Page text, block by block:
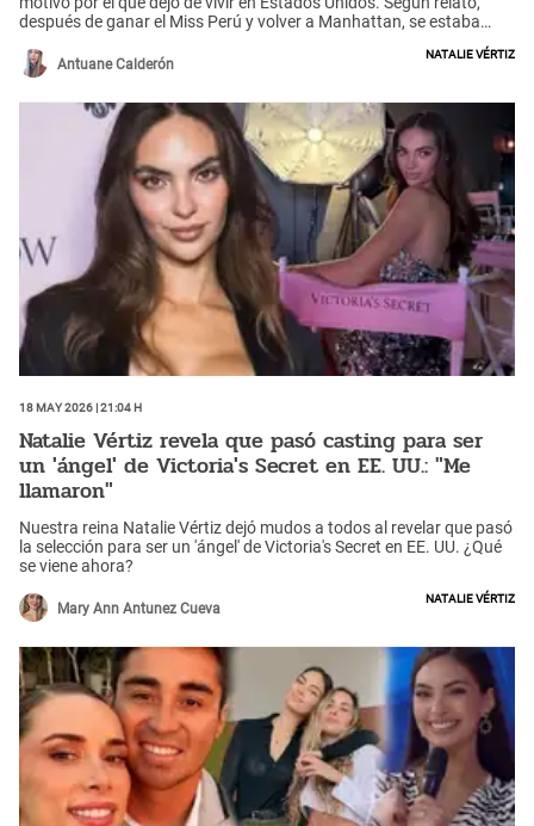
después de ganar el Miss Perú y volver a Manhattan, se estaba
lograría ingresar a 'Esto es guerra'.
Antuane Calderón
Natalie Vértiz
18 May 2026 | 21:04 h
Natalie Vértiz revela que pasó casting para ser
un 'ángel' de Victoria's Secret en EE. UU.: "Me
llamaron"
Nuestra reina Natalie Vértiz dejó mudos a todos al revelar que pasó
la selección para ser un 'ángel' de Victoria's Secret en EE. UU. ¿Qué
se viene ahora?
Mary Ann Antunez Cueva
Natalie Vértiz